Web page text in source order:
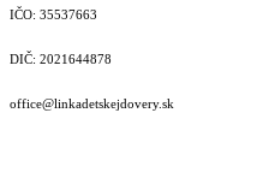
IČO: 35537663
DIČ: 2021644878
office@linkadetskejdovery.sk